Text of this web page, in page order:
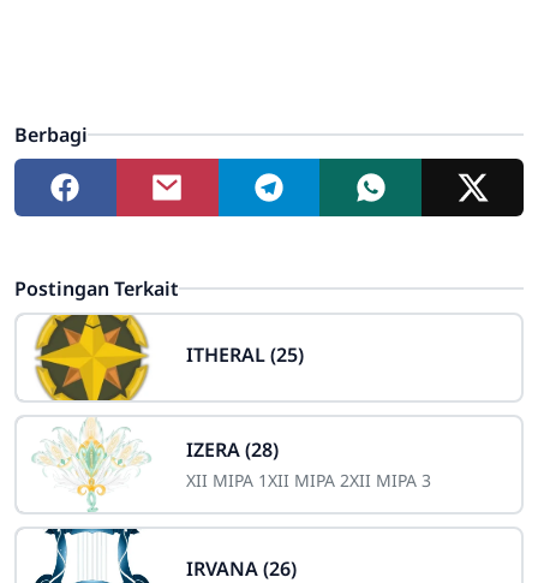
Berbagi
Postingan Terkait
ITHERAL (25)
IZERA (28)
XII MIPA 1XII MIPA 2XII MIPA 3
IRVANA (26)